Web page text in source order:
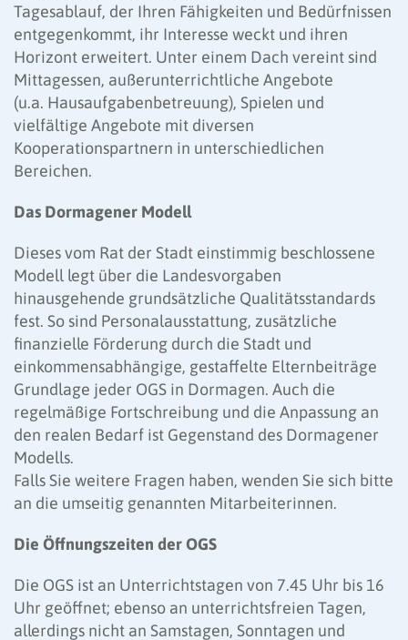
Tagesablauf, der Ihren Fähigkeiten und Bedürfnissen
entgegenkommt, ihr Interesse weckt und ihren
Horizont erweitert. Unter einem Dach vereint sind
Mittagessen, außerunterrichtliche Angebote
(u.a. Hausaufgabenbetreuung), Spielen und
vielfältige Angebote mit diversen
Kooperationspartnern in unterschiedlichen
Bereichen.
Das Dormagener Modell
Dieses vom Rat der Stadt einstimmig beschlossene
Modell legt über die Landesvorgaben
hinausgehende grundsätzliche Qualitätsstandards
fest. So sind Personalausstattung, zusätzliche
finanzielle Förderung durch die Stadt und
einkommensabhängige, gestaffelte Elternbeiträge
Grundlage jeder OGS in Dormagen. Auch die
regelmäßige Fortschreibung und die Anpassung an
den realen Bedarf ist Gegenstand des Dormagener
Modells.
Falls Sie weitere Fragen haben, wenden Sie sich bitte
an die umseitig genannten Mitarbeiterinnen.
Die Öffnungszeiten der OGS
Die OGS ist an Unterrichtstagen von 7.45 Uhr bis 16
Uhr geöffnet; ebenso an unterrichtsfreien Tagen,
allerdings nicht an Samstagen, Sonntagen und